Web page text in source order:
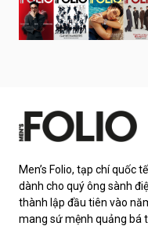
Men’s Folio, tạp chí quốc
dành cho quý ông sành
thành lập đầu tiên vào
mang sứ mệnh quảng bá